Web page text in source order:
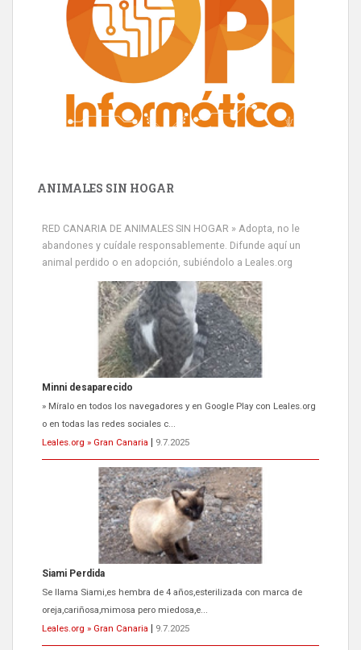
ANIMALES SIN HOGAR
RED CANARIA DE ANIMALES SIN HOGAR » Adopta, no le
abandones y cuídale responsablemente. Difunde aquí un
animal perdido o en adopción, subiéndolo a Leales.org
Minni desaparecido
» Míralo en todos los navegadores y en Google Play con Leales.org
o en todas las redes sociales c...
Leales.org » Gran Canaria
9.7.2025
Siami Perdida
Se llama Siami,es hembra de 4 años,esterilizada con marca de
oreja,cariñosa,mimosa pero miedosa,e...
Leales.org » Gran Canaria
9.7.2025